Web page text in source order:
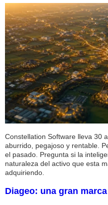
Constellation Software lleva 30
aburrido, pegajoso y rentable.
el pasado. Pregunta si la
naturaleza del activo que esta
adquiriendo.
Diageo: una gran